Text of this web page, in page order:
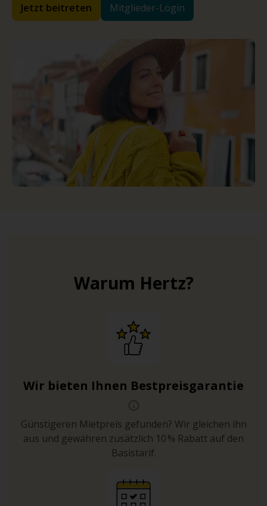
Jetzt beitreten Mitglieder-Login
Warum Hertz?
Wir bieten Ihnen Bestpreisgarantie
Günstigeren Mietpreis gefunden? Wir gleichen ihn
aus und gewähren zusätzlich 10 % Rabatt auf den
Basistarif.